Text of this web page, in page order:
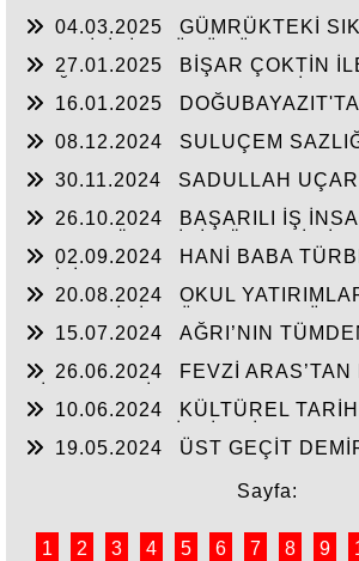
04.03.2025
GÜMRÜKTEKİ
27.01.2025
BİŞAR ÇOKTİN
16.01.2025
08.12.2024
SULUÇEM
30.11.2024
SADULLAH
26.10.2024
BAŞARILI İŞ
02.09.2024
HANİ BABA
20.08.2024
OKUL
YASUBUĞA İLE PORTRE…
15.07.2024
AĞRI’NIN
26.06.2024
FEVZİ ARAS’TAN
10.06.2024
KÜLTÜREL
19.05.2024
ÜST GEÇİT
Sayfa:
1 2 3 4 5 6 7 8 9